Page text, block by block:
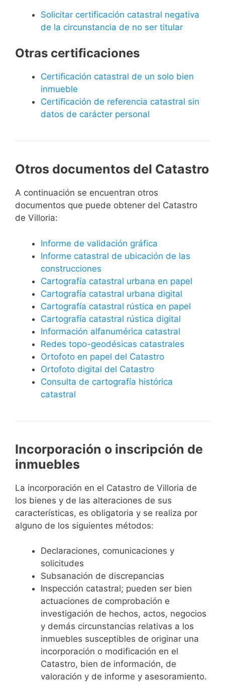
Solicitar certificación catastral negativa
de la circunstancia de no ser titular
Otras certificaciones
Certificación catastral de un solo bien
inmueble
Certificación de referencia catastral sin
datos de carácter personal
Otros documentos del Catastro
A continuación se encuentran otros
documentos que puede obtener del Catastro
de Villoria:
Informe de validación gráfica
Informe catastral de ubicación de las
construcciones
Cartografía catastral urbana en papel
Cartografía catastral urbana digital
Cartografía catastral rústica en papel
Cartografía catastral rústica digital
Información alfanumérica catastral
Redes topo-geodésicas catastrales
Ortofoto en papel del Catastro
Ortofoto digital del Catastro
Consulta de cartografía histórica
catastral
Incorporación o inscripción de
inmuebles
La incorporación en el Catastro de Villoria de
los bienes y de las alteraciones de sus
características, es obligatoria y se realiza por
alguno de los siguientes métodos:
Declaraciones, comunicaciones y
solicitudes
Subsanación de discrepancias
Inspección catastral; pueden ser bien
actuaciones de comprobación e
investigación de hechos, actos, negocios
y demás circunstancias relativas a los
inmuebles susceptibles de originar una
incorporación o modificación en el
Catastro, bien de información, de
valoración y de informe y asesoramiento.